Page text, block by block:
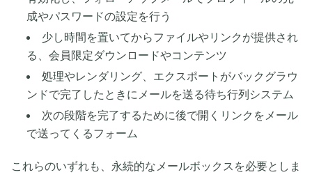
成やパスワードの設定を行う
少し時間を置いてからファイルやリンクが提供され
る、会員限定ダウンロードやコンテンツ
処理やレンダリング、エクスポートがバックグラウ
ンドで完了したときにメールを送る待ち行列システム
次の段階を完了するために後で開くリンクをメール
で送ってくるフォーム
これらのいずれも、永続的なメールボックスを必要としま